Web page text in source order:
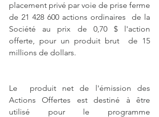
placement privé par voie de prise ferme
de 21 428 600 actions ordinaires  de la
Société au prix de 0,70 $ l'action
offerte, pour un produit brut  de 15
millions de dollars.
Le  produit net de l'émission des
Actions Offertes est destiné à être
utilisé pour le programme